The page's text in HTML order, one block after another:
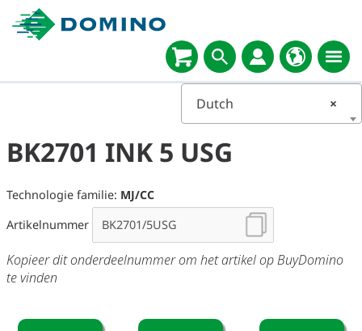
Select
language
×
Dutch
BK2701 INK 5 USG
Technologie familie: MJ/CC
Artikelnummer
Kopieer dit onderdeelnummer om het artikel op BuyDomino
te vinden